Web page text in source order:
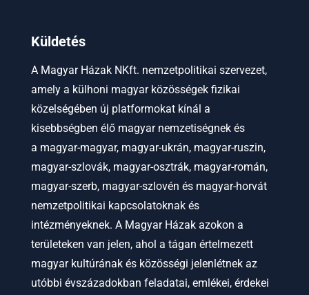
Küldetés
A Magyar Házak NKft. nemzetpolitikai szervezet,
amely a külhoni magyar közösségek fizikai
közelségében új platformokat kínál a
kisebbségben élő magyar nemzetiségnek és
a magyar-magyar, magyar-ukrán, magyar-ruszin,
magyar-szlovák, magyar-osztrák, magyar-román,
magyar-szerb, magyar-szlovén és magyar-horvát
nemzetpolitikai kapcsolatoknak és
intézményeknek. A Magyar Házak azokon a
területeken van jelen, ahol a tágan értelmezett
magyar kultúrának és közösségi jelenlétnek az
utóbbi évszázadokban feladatai, emlékei, érdekei